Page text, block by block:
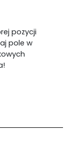
pozycji
pole w